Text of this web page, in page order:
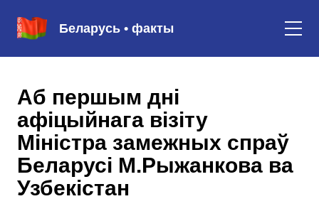
Беларусь • факты
Аб першым дні
афіцыйнага візіту
Міністра замежных спраў
Беларусі М.Рыжанкова ва
Узбекістан